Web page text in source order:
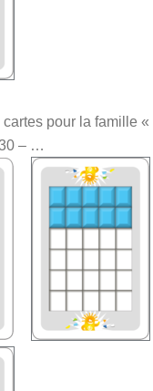
pour la famille
– …